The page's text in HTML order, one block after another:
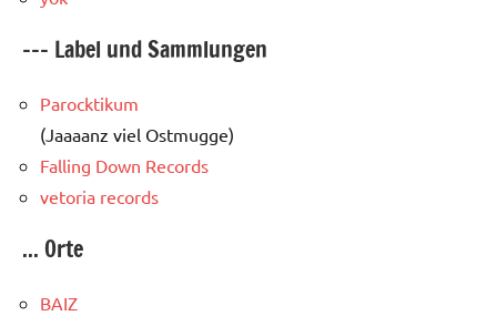
--- Label und Sammlungen
Parocktikum
(Jaaaanz viel Ostmugge)
Falling Down Records
vetoria records
... Orte
BAIZ